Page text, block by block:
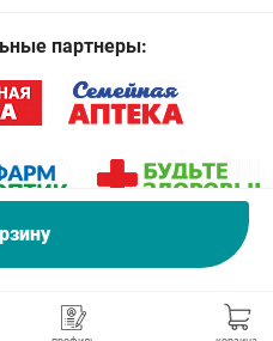
партнеры: